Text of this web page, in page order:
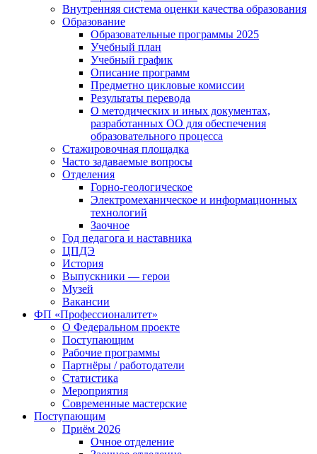
Внутренняя система оценки качества образования
Образование
Образовательные программы 2025
Учебный план
Учебный график
Описание программ
Предметно цикловые комиссии
Результаты перевода
О методических и иных документах,
разработанных ОО для обеспечения
образовательного процесса
Стажировочная площадка
Часто задаваемые вопросы
Отделения
Горно-геологическое
Электромеханическое и информационных
технологий
Заочное
Год педагога и наставника
ЦПДЭ
История
Выпускники — герои
Музей
Вакансии
ФП «Профессионалитет»
О Федеральном проекте
Поступающим
Рабочие программы
Партнёры / работодатели
Статистика
Мероприятия
Современные мастерские
Поступающим
Приём 2026
Очное отделение